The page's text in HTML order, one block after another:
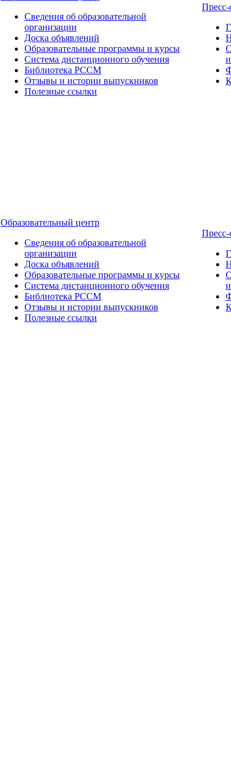
Сведения об образовательной
организации
Доска объявлений
Образовательные программы и курсы
Система дистанционного обучения
Библиотека РССМ
Отзывы и истории выпускников
Полезные ссылки
Пресс-
Образовательный центр
Сведения об образовательной
организации
Доска объявлений
Образовательные программы и курсы
Система дистанционного обучения
Библиотека РССМ
Отзывы и истории выпускников
Полезные ссылки
Пресс-